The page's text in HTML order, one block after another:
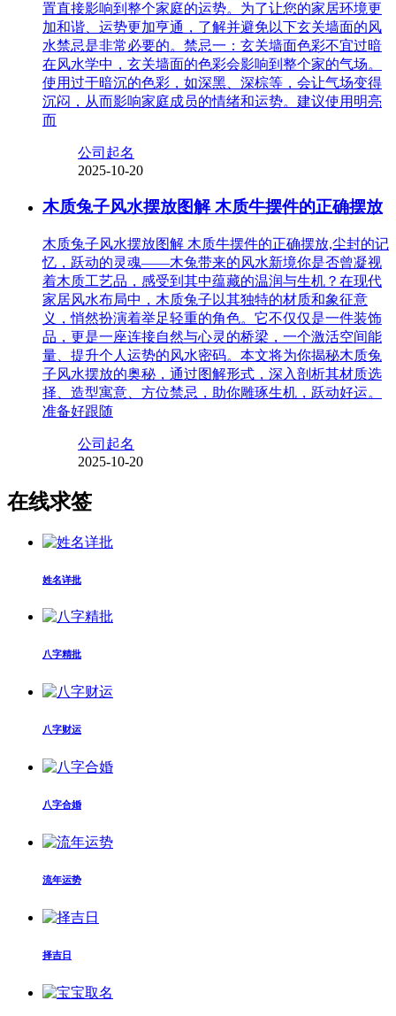
置直接影响到整个家庭的运势。为了让您的家居环境更
加和谐、运势更加亨通，了解并避免以下玄关墙面的风
水禁忌是非常必要的。禁忌一：玄关墙面色彩不宜过暗
在风水学中，玄关墙面的色彩会影响到整个家的气场。
使用过于暗沉的色彩，如深黑、深棕等，会让气场变得
沉闷，从而影响家庭成员的情绪和运势。建议使用明亮
而
公司起名
2025-10-20
木质兔子风水摆放图解 木质牛摆件的正确摆放
木质兔子风水摆放图解 木质牛摆件的正确摆放,尘封的记
忆，跃动的灵魂——木兔带来的风水新境你是否曾凝视
着木质工艺品，感受到其中蕴藏的温润与生机？在现代
家居风水布局中，木质兔子以其独特的材质和象征意
义，悄然扮演着举足轻重的角色。它不仅仅是一件装饰
品，更是一座连接自然与心灵的桥梁，一个激活空间能
量、提升个人运势的风水密码。本文将为你揭秘木质兔
子风水摆放的奥秘，通过图解形式，深入剖析其材质选
择、造型寓意、方位禁忌，助你雕琢生机，跃动好运。
准备好跟随
公司起名
2025-10-20
在线求签
姓名详批
八字精批
八字财运
八字合婚
流年运势
择吉日